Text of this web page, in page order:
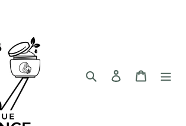
RechercherSe connecter
Panier